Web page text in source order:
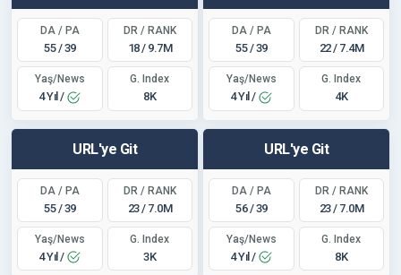
Bahis (yasal dahi olsa), bet, medyum, büyü, kürtaj,
ilaç, sigara, alkol, film/dizi/oyun indirme, casino,
arkadaşlık siteleri, +18 ve illegal hiç bir site
yayınlanmamaktadır.
DA / PA
55 / 39
DR / RANK
18 / 9.7M
Yaş/News
4 Yıl /
G. Index
8K
DA / PA
55 / 39
DR / RANK
22 / 7.4M
Yaş/News
4 Yıl /
G. Index
4K
URL'ye Git
DA / PA
55 / 39
DR / RANK
23 / 7.0M
Yaş/News
4 Yıl /
G. Index
3K
URL'ye Git
DA / PA
56 / 39
DR / RANK
23 / 7.0M
Yaş/News
4 Yıl /
G. Index
8K